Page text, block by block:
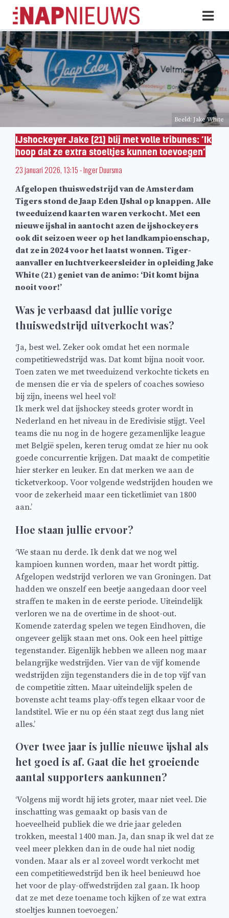
Skip
naar
inhoud
Beeld: Jake White
IJshockeyer Jake (21) blij met volle tribunes: ‘Ik
hoop dat ze extra stoeltjes kunnen toevoegen’
23 januari 2026, 13:15-Inger Duursma
Afgelopen thuiswedstrijd van de Amsterdam
Tigers stond de Jaap Eden IJshal op knappen. Alle
tweeduizend kaarten waren verkocht. Met een
nieuwe ijshal in aantocht azen de ijshockeyers
ook dit seizoen weer op het landkampioenschap,
dat ze in 2024 voor het laatst wonnen. Tiger-
aanvaller en luchtverkeersleider in opleiding Jake
White (21) geniet van de animo: ‘Dit komt bijna
nooit voor!’
Was je verbaasd dat jullie vorige
thuiswedstrijd uitverkocht was?
‘Ja, best wel. Zeker ook omdat het een normale
competitiewedstrijd was. Dat komt bijna nooit voor.
Toen zaten we met tweeduizend verkochte tickets en
de mensen die er via de spelers of coaches sowieso
bij zijn, ineens wel heel vol!
Ik merk wel dat ijshockey steeds groter wordt in
Nederland en het niveau in de Eredivisie stijgt. Veel
teams die nu nog in de hogere gezamenlijke league
met België spelen, keren terug omdat ze hier nu ook
goede concurrentie krijgen. Dat maakt de competitie
hier sterker en leuker. En dat merken we aan de
ticketverkoop. Voor volgende wedstrijden houden we
voor de zekerheid maar een ticketlimiet van 1800
aan.’
Hoe staan jullie ervoor?
‘We staan nu derde. Ik denk dat we nog wel
kampioen kunnen worden, maar het wordt pittig.
Afgelopen wedstrijd verloren we van Groningen. Dat
hadden we onszelf een beetje aangedaan door veel
straffen te maken in de eerste periode. Uiteindelijk
verloren we na de overtime in de shoot-out.
Komende zaterdag spelen we tegen Eindhoven, die
ongeveer gelijk staan met ons. Ook een heel pittige
tegenstander. Eigenlijk hebben we alleen nog maar
belangrijke wedstrijden. Vier van de vijf komende
wedstrijden zijn tegenstanders die in de top vijf van
de competitie zitten. Maar uiteindelijk spelen de
bovenste acht teams play-offs tegen elkaar voor de
landstitel. Wie er nu op één staat zegt dus lang niet
alles.’
Over twee jaar is jullie nieuwe ijshal als
het goed is af. Gaat die het groeiende
aantal supporters aankunnen?
‘Volgens mij wordt hij iets groter, maar niet veel. Die
inschatting was gemaakt op basis van de
hoeveelheid publiek die we drie jaar geleden
trokken, meestal 1400 man. Ja, dan snap ik wel dat ze
veel meer plekken dan in de oude hal niet nodig
vonden. Maar als er al zoveel wordt verkocht met
een competitiewedstrijd ben ik heel benieuwd hoe
het voor de play-offwedstrijden zal gaan. Ik hoop
dat ze met deze toename toch kijken of ze wat extra
stoeltjes kunnen toevoegen.’